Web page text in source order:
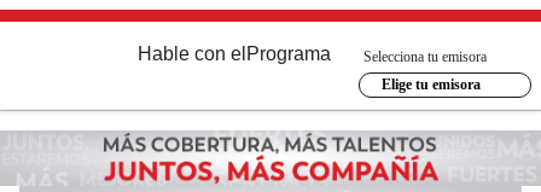
Hable con el Programa
Selecciona tu emisora
Elige tu emisora